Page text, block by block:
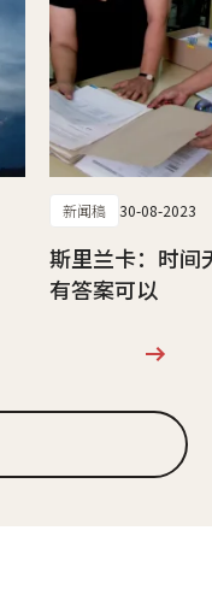
新闻稿 30-08-2023
斯里兰卡：时间
有答案可以